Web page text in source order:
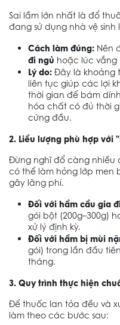
Sai lầm lớn nhất là đổ
đang sử dụng nhà vệ sinh
Cách làm đúng: Nên
đi ngủ hoặc lúc vắng
Lý do: Đây là khoảng
liên tục giúp các lợi
thời gian để bám
hóa chất có đủ thời
cứng đầu.
2. Liều lượng phù hợp với
Đừng nghĩ đổ càng
có thể làm hỏng lớp men
gây lãng phí.
Đối với hầm cầu gia
gói bột (200g–300g)
xử lý định kỳ.
Đối với hầm bị mùi
gói) trong lần đầu
tháng.
3. Quy trình thực hiện
Để thuốc lan tỏa đều và
làm theo các bước sau: